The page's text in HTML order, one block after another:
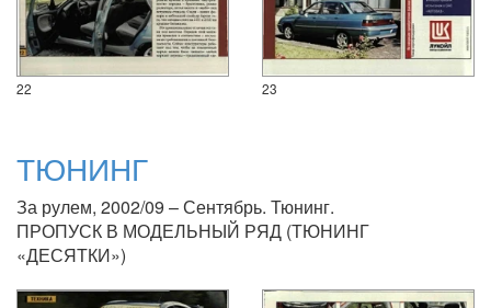
22 23
ТЮНИНГ
За рулем, 2002/09 – Сентябрь. Тюнинг.
ПРОПУСК В МОДЕЛЬНЫЙ РЯД (ТЮНИНГ
«ДЕСЯТКИ»)